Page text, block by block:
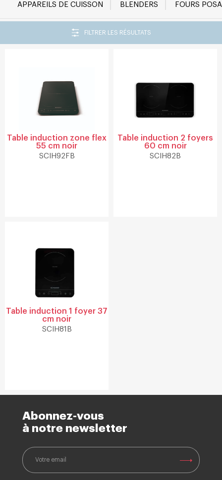
APPAREILS DE CUISSON BLENDERS FOURS
FILTRER LES RÉSULTATS
Table induction zone flex
55 cm noir
SCIH92FB
Table induction 2 foyers
60 cm noir
SCIH82B
Table induction 1 foyer 37
cm noir
SCIH81B
Abonnez-vous
à notre newsletter